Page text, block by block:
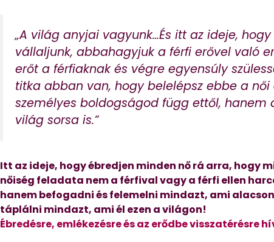
„A világ anyjai vagyunk…És itt az ideje,
vállaljunk, abbahagyjuk a férfi erővel való
erőt a férfiaknak és végre egyensúly
titka abban van, hogy belelépsz ebbe a
személyes boldogságod függ ettől, hanem
világ sorsa is.”
Itt az ideje, hogy ébredjen minden nő rá arra, hogy
nőiség feladata nem a férfival vagy a férfi ellen
hanem befogadni és felemelni mindazt, ami
táplálni mindazt, ami él ezen a világon!
Ébredésre, emlékezésre és az erődbe visszatérésre